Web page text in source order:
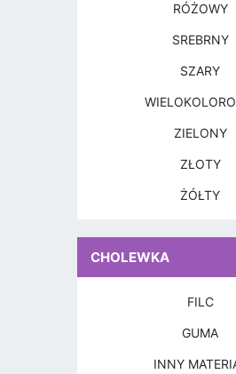
RÓŻOWY
SREBRNY
SZARY
ZIELONY
ZŁOTY
ŻÓŁTY
CHOLEWKA
FILC
GUMA
INNY